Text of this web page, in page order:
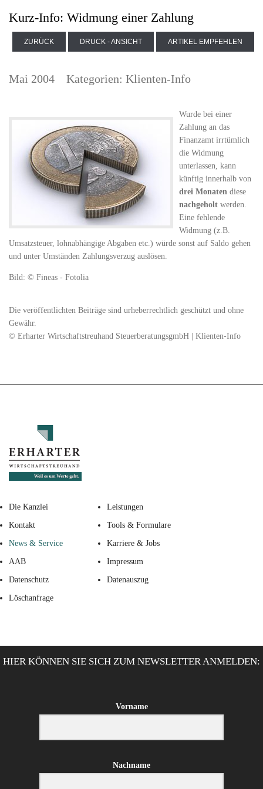
Kurz-Info: Widmung einer Zahlung
ZURÜCK DRUCK - ANSICHT ARTIKEL EMPFEHLEN
Mai 2004 Kategorien: Klienten-Info
Wurde bei einer
Zahlung an das
Finanzamt irrtümlich
die Widmung
unterlassen, kann
künftig innerhalb von
drei Monaten diese
nachgeholt werden.
Eine fehlende
Widmung (z.B.
Umsatzsteuer, lohnabhängige Abgaben etc.) würde sonst auf Saldo gehen
und unter Umständen Zahlungsverzug auslösen.
Bild: © Fineas - Fotolia
Die veröffentlichten Beiträge sind urheberrechtlich geschützt und ohne
Gewähr.
© Erharter Wirtschaftstreuhand SteuerberatungsgmbH | Klienten-Info
Die Kanzlei Leistungen
Kontakt Tools & Formulare
News & Service Karriere & Jobs
AAB Impressum
Datenschutz Datenauszug
Löschanfrage
HIER KÖNNEN SIE SICH ZUM NEWSLETTER ANMELDEN:
Vorname
Nachname